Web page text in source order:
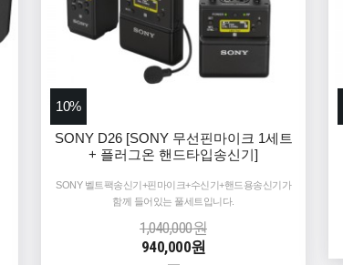
10%
SONY D26 [SONY 무선핀마이크 1세트
+ 플러그온 핸드타입송신기]
SONY 벨트팩송신기+핀마이크+수신기+핸드용송신기가
함께 들어있는 풀세트입니다.
1,040,000원
940,000원